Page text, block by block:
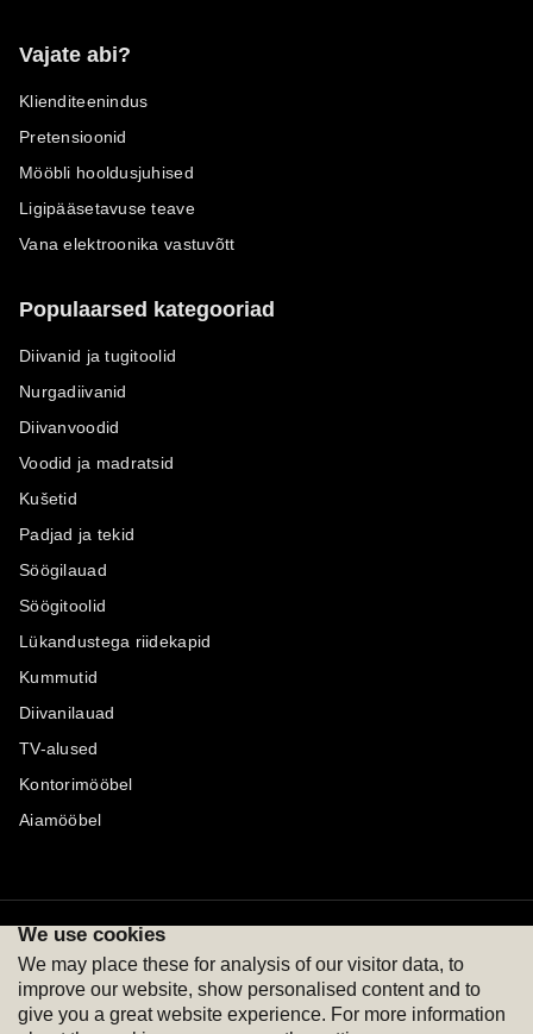
Vajate abi?
Klienditeenindus
Pretensioonid
Mööbli hooldusjuhised
Ligipääsetavuse teave
Vana elektroonika vastuvõtt
Populaarsed kategooriad
Diivanid ja tugitoolid
Nurgadiivanid
Diivanvoodid
Voodid ja madratsid
Kušetid
Padjad ja tekid
Söögilauad
Söögitoolid
Lükandustega riidekapid
Kummutid
Diivanilauad
TV-alused
Kontorimööbel
Aiamööbel
Maksevõimalused
We use cookies
We may place these for analysis of our visitor data, to
improve our website, show personalised content and to
give you a great website experience. For more information